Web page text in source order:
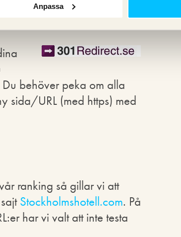
Anpassa
Hanterar du känslig
dina sidor.
behöver peka om alla
sida/URL (med https) med
ranking så gillar vi att
Stockholmshotell.com. På
har vi valt att inte testa